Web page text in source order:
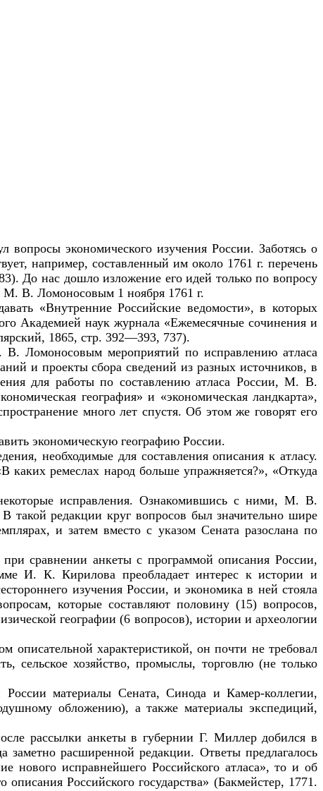
экономического изучения России. Заботясь о
например, составленный им около 1761 г. перечень
До нас дошло изложение его идей только по вопросу
М. В. Ломоносовым 1 ноября 1761 г.
«Внутренние Российские ведомости», в которых
Академией наук журнала «Ежемесячные сочинения и
1865, стр. 392—393, 737).
Ломоносовым мероприятий по исправлению атласа
и проекты сбора сведений из разных источников, в
для работы по составлению атласа России, М. В.
география» и «экономическая ландкарта»,
много лет спустя. Об этом же говорят его
экономическую географию России.
необходимые для составления описания к атласу.
ремеслах народ больше упражняется?», «Откуда
исправления. Ознакомившись с ними, М. В.
редакции круг вопросов был значительно шире
и затем вместо с указом Сената разослана по
сравнении анкеты с программой описания России,
И. К. Кирилова преобладает интерес к истории и
изучения России, и экономика в ней стояла
которые составляют половину (15) вопросов,
географии (6 вопросов), истории и археологии
описательной характеристикой, он почти не требовал
сельское хозяйство, промыслы, торговлю (не только
материалы Сената, Синода и Камер-коллегии,
обложению), а также материалы экспедиций,
рассылки анкеты в губернии Г. Миллер добился в
расширенной редакции. Ответы предлагалось
нового исправнейшего Российского атласа», то и об
Российского государства» (Бакмейстер, 1771.